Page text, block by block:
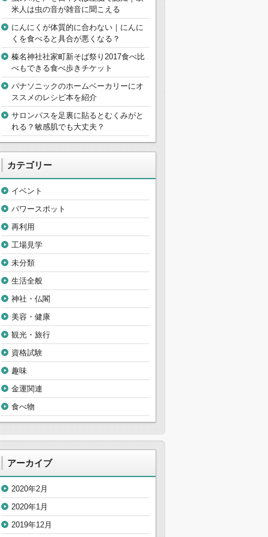
米人は虫の音が雑音に聞こえる
にんにくが体質的に合わない｜にんに
くを食べると具合が悪くなる？
榛名神社社家町新そば祭り2017食べ比
べもできる食べ歩きチケット
パナソニックのホームベーカリーにオ
ススメのレシピ本を紹介
サロンパスを足裏に貼るとむくみがと
れる？敏感肌でも大丈夫？
カテゴリー
イベント
パワースポット
再利用
工場見学
未分類
生活全般
神社・仏閣
美容・健康
観光・旅行
資格試験
趣味
金運関連
食べ物
アーカイブ
2020年2月
2020年1月
2019年12月